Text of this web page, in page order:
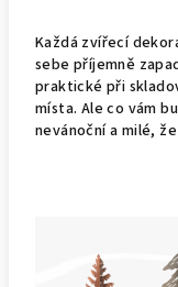
Každá zvířecí
sebe příjemně
praktické při
místa. Ale co vám
nevánoční a milé,